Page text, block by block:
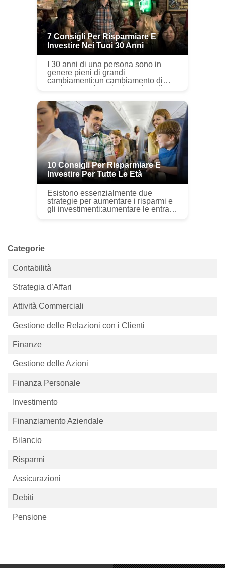
7 Consigli Per Risparmiare E
Investire Nei Tuoi 30 Anni
I 30 anni di una persona sono in
genere pieni di grandi
cambiamenti:un cambiamento di
carriera, matrimonio, lacquisto di
in un momento della vita in cui
stanno rag...
10 Consigli Per Risparmiare E
Investire Per Tutte Le Età
Esistono essenzialmente due
strategie per aumentare i risparmi e
gli investimenti:aumentare le entrate
e ridurre le spese. Che tu sia un
Categorie
Contabilità
Strategia d’Affari
Attività Commerciali
Gestione delle Relazioni con i Clienti
Finanze
Gestione delle Azioni
Finanza Personale
Investimento
Finanziamento Aziendale
Bilancio
Risparmi
Assicurazioni
Debiti
Pensione